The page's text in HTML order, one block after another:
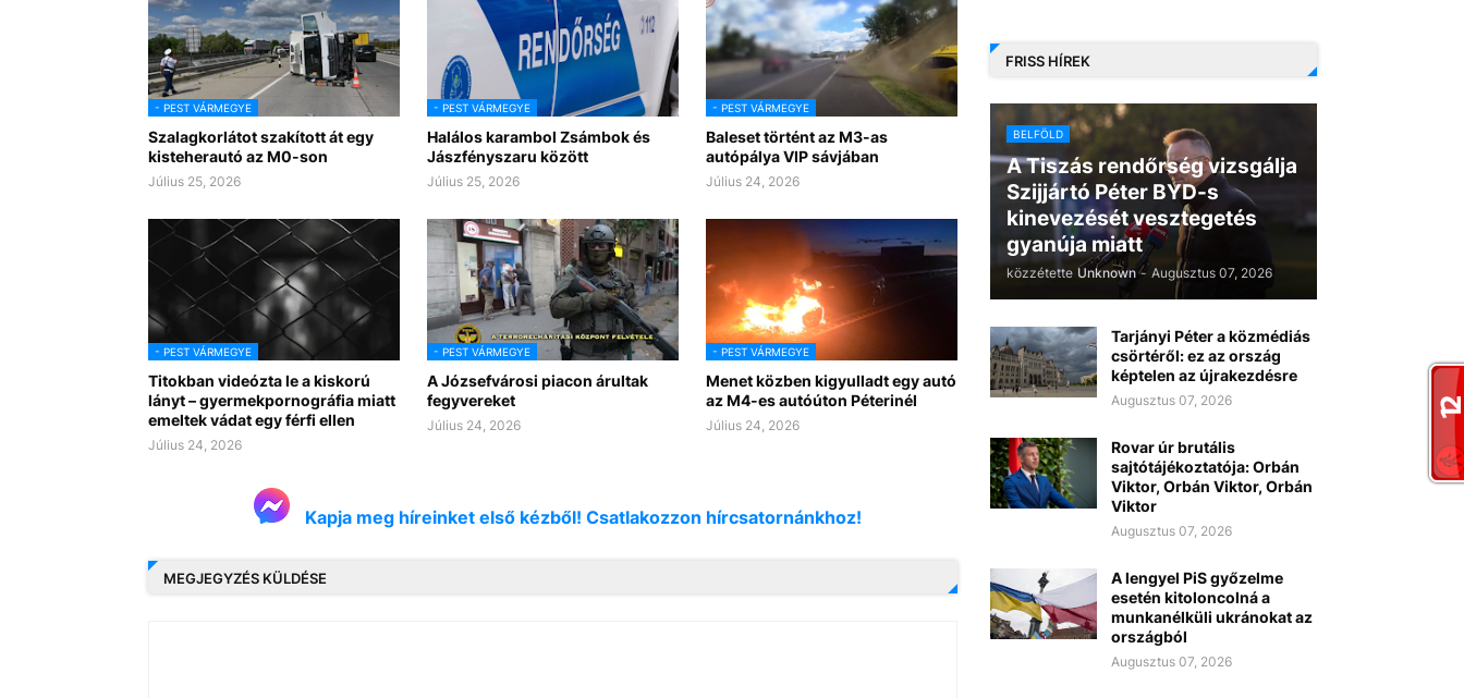
- PEST VÁRMEGYE
Szalagkorlátot szakított át egy
kisteherautó az M0-son
Július 25, 2026
- PEST VÁRMEGYE
Halálos karambol Zsámbok és
Jászfényszaru között
Július 25, 2026
- PEST VÁRMEGYE
Baleset történt az M3-as
autópálya VIP sávjában
Július 24, 2026
- PEST VÁRMEGYE
Titokban videózta le a kiskorú
lányt – gyermekpornográfia miatt
emeltek vádat egy férfi ellen
Július 24, 2026
- PEST VÁRMEGYE
A Józsefvárosi piacon árultak
fegyvereket
Július 24, 2026
- PEST VÁRMEGYE
Menet közben kigyulladt egy autó
az M4-es autóúton Péterinél
Július 24, 2026
Kapja meg híreinket első kézből! Csatlakozzon hírcsatornánkhoz!
MEGJEGYZÉS KÜLDÉSE
FRISS HÍREK
BELFÖLD
A Tiszás rendőrség vizsgálja
Szijjártó Péter BYD-s
kinevezését vesztegetés
gyanúja miatt
közzétette Unknown - Augusztus 07, 2026
Tarjányi Péter a közmédiás
csörtéről: ez az ország
képtelen az újrakezdésre
Augusztus 07, 2026
Rovar úr brutális
sajtótájékoztatója: Orbán
Viktor, Orbán Viktor, Orbán
Viktor
Augusztus 07, 2026
A lengyel PiS győzelme
esetén kitoloncolná a
munkanélküli ukránokat az
országból
Augusztus 07, 2026